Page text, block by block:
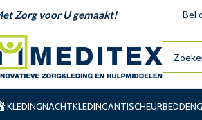
Zorg voor U gemaakt! Bel
KLEDINGNACHTKLEDINGANTISCHEUR